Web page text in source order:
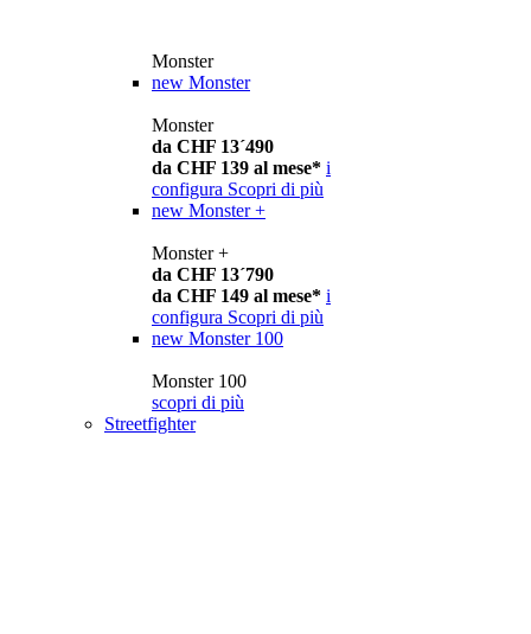
Monster
new Monster
Monster
da CHF 13´490
da CHF 139 al mese* i
configura Scopri di più
new Monster +
Monster +
da CHF 13´790
da CHF 149 al mese* i
configura Scopri di più
new Monster 100
Monster 100
scopri di più
Streetfighter